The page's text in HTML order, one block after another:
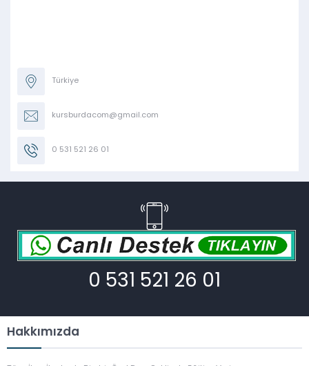
Türkiye
kursburdacom@gmail.com
0 531 521 26 01
0 531 521 26 01
Hakkımızda